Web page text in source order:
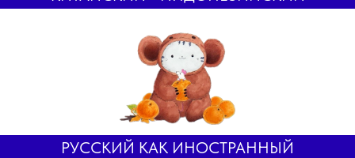
РУССКИЙ КАК ИНОСТРАННЫЙ